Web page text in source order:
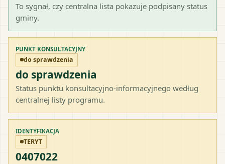
To sygnał, czy centralna lista pokazuje podpisany status
gminy.
PUNKT KONSULTACYJNY
do sprawdzenia
do sprawdzenia
Status punktu konsultacyjno-informacyjnego według
centralnej listy programu.
IDENTYFIKACJA
TERYT
0407022